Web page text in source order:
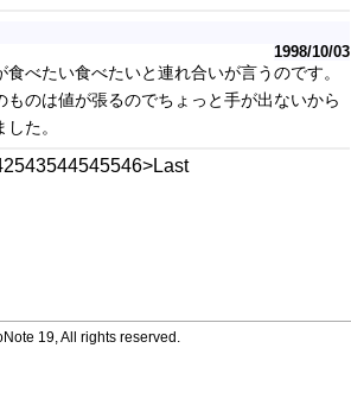
1998/10/03
べたい食べたいと連れ合いが言うのです。
のは値が張るのでちょっと手が出ないから
た。
543544545546>Last
19, All rights reserved.